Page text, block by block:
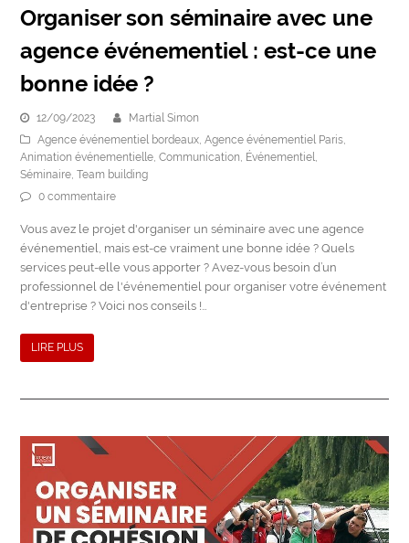
Organiser son séminaire avec une
agence événementiel : est-ce une
bonne idée ?
12/09/2023
Martial Simon
Agence événementiel bordeaux,Agence événementiel Paris,
Animation événementielle,Communication, Événementiel,
Séminaire,Team building
0 commentaire
Vous avez le projet d'organiser un séminaire avec une agence
événementiel, mais est-ce vraiment une bonne idée ? Quels
services peut-elle vous apporter ? Avez-vous besoin d’un
professionnel de l'événementiel pour organiser votre événement
d'entreprise ? Voici nos conseils !…
LIRE PLUS